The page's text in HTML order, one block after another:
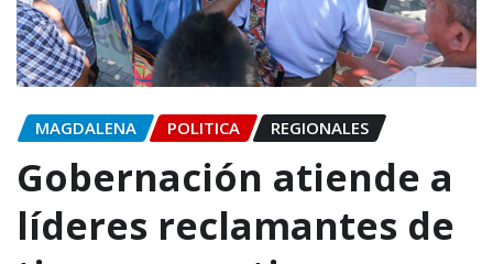
MAGDALENA POLITICA REGIONALES
Gobernación atiende a
líderes reclamantes de